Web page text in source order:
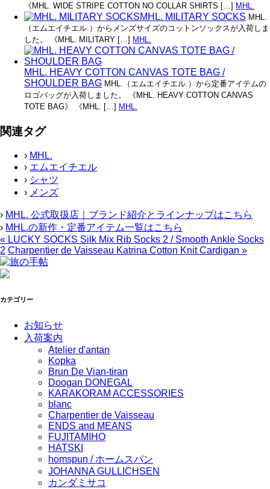
《MHL. WIDE STRIPE COTTON NO COLLAR SHIRTS […] MHL.
MHL. MILITARY SOCKS MHL.
（エムエイチエル.）からメンズサイズのコットンソックスが入荷しま
した。 《MHL. MILITARY […] MHL.
MHL. HEAVY COTTON CANVAS TOTE BAG /
SHOULDER BAG MHL.（エムエイチエル.）から定番アイテムの
ロゴバッグが入荷しました。 《MHL. HEAVY COTTON CANVAS
TOTE BAG》 《MHL. […] MHL.
関連タグ
› MHL.
› エムエイチエル
› シャツ
› メンズ
› MHL. 公式取扱店｜ブランド紹介とラインナップはこちら
› MHL.の新作・定番アイテム一覧はこちら
« LUCKY SOCKS Silk Mix Rib Socks 2 / Smooth Ankle Socks
2 Charpentier de Vaisseau Katrina Cotton Knit Cardigan »
カテゴリー
お知らせ
入荷案内
Atelier d'antan
Kopka
Brun De Vian-tiran
Doogan DONEGAL
KARAKORAM ACCESSORIES
blanc
Charpentier de Vaisseau
ENDS and MEANS
FUJITAMIHO
HATSKI
homspun / ホームスパン
JOHANNA GULLICHSEN
カンダミサコ